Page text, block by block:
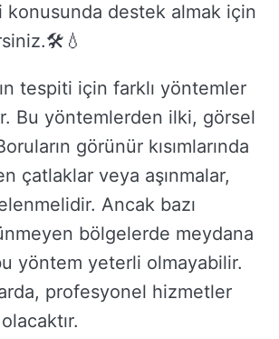
konusunda destek almak için
tespiti için farklı yöntemler
Bu yöntemlerden ilki, görsel
görünür kısımlarında
çatlaklar veya aşınmalar,
Ancak bazı
bölgelerde meydana
yöntem yeterli olmayabilir.
profesyonel hizmetler